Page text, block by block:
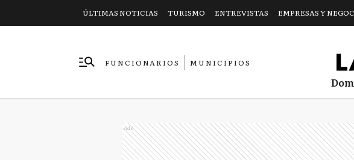
ÚLTIMAS NOTICIAS TURISMO ENTREVISTAS EMPRESAS Y
FUNCIONARIOS
MUNICIPIOS
Ads